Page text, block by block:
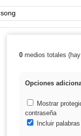
Palabra o frase:
Resultados
0medios totales
Opciones
Mostrar
contraseña
Incluir